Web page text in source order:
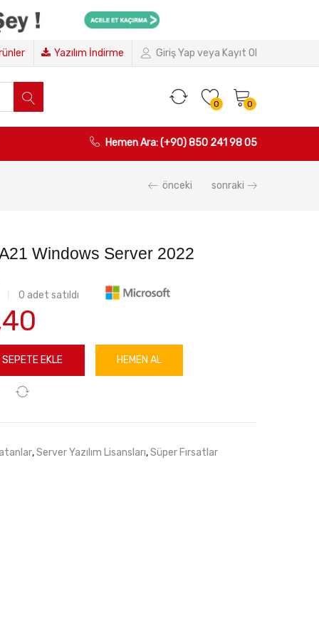
Giriş Yap veya Kayıt Ol
Yazılım İndirme
0 0
Hemen Ara: (+90) 850 241 98 05
önceki sonraki
Windows Server 2022
0 adet satıldı
SEPETE EKLE HEMEN AL
,Server Yazılım Lisansları,Süper Fırsatlar